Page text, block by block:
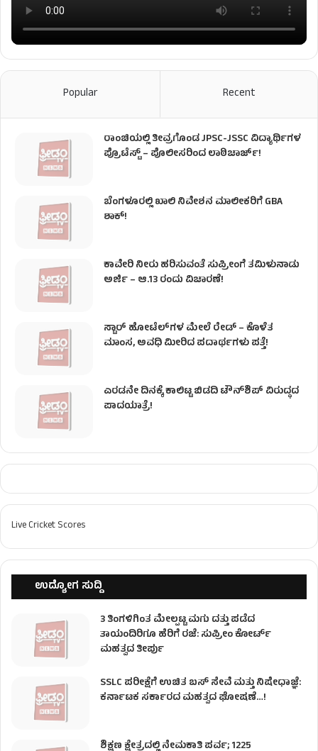
Popular Recent
ರಾಂಚಿಯಲ್ಲಿ ತೀವ್ರಗೊಂಡ JPSC-JSSC ವಿದ್ಯಾರ್ಥಿಗಳ
ಪ್ರೊಟೆಸ್ಟ್ – ಪೊಲೀಸರಿಂದ ಲಾಠಿಚಾರ್ಜ್!
ಬೆಂಗಳೂರಲ್ಲಿ ಖಾಲಿ ನಿವೇಶನ ಮಾಲೀಕರಿಗೆ GBA
ಶಾಕ್!
ಕಾವೇರಿ ನೀರು ಹರಿಸುವಂತೆ ಸುಪ್ರೀಂಗೆ ತಮಿಳುನಾಡು
ಅರ್ಜಿ – ಆ.13 ರಂದು ವಿಚಾರಣೆ!
ಸ್ಟಾರ್ ಹೋಟೆಲ್​​​ಗಳ ಮೇಲೆ ರೇಡ್ – ಕೊಳೆತ
ಮಾಂಸ, ಅವಧಿ ಮೀರಿದ ಪದಾರ್ಥಗಳು ಪತ್ತೆ!
ಎರಡನೇ ದಿನಕ್ಕೆ ಕಾಲಿಟ್ಟ ಬಿಡದಿ ಟೌನ್​ಶಿಪ್ ವಿರುದ್ಧದ
ಪಾದಯಾತ್ರೆ!
Live Cricket Scores
ಉದ್ಯೋಗ ಸುದ್ದಿ
3 ತಿಂಗಳಿಗಿಂತ ಮೇಲ್ಪಟ್ಟ ಮಗು ದತ್ತು ಪಡೆದ
ತಾಯಂದಿರಿಗೂ ಹೆರಿಗೆ ರಜೆ: ಸುಪ್ರೀಂ ಕೋರ್ಟ್
ಮಹತ್ವದ ತೀರ್ಪು
SSLC ಪರೀಕ್ಷೆಗೆ ಉಚಿತ ಬಸ್ ಸೇವೆ ಮತ್ತು ನಿಷೇಧಾಜ್ಞೆ:
ಕರ್ನಾಟಕ ಸರ್ಕಾರದ ಮಹತ್ವದ ಘೋಷಣೆ…!
ಶಿಕ್ಷಣ ಕ್ಷೇತ್ರದಲ್ಲಿ ನೇಮಕಾತಿ ಪರ್ವ; 1225